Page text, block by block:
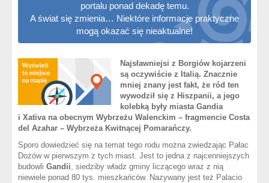
portalu ponad dekadę temu.
A świat się zmienia… Niektóre informacje praktyczne
mogą okazać się nieaktualne!
Najsławniejsi z Borgiów kojarzeni
są oczywiście z Italią. Znacznie
mniej znany jest fakt, że ród ten
wywodził się z Hiszpanii, a jego
kolebką były miasta Gandia
i Xativa na obecnym Wybrzeżu Walenckim – fragmencie Costa
del Azahar – Wybrzeża Kwitnącej Pomarańczy.
Sporo dowiedzieć się na temat tego rodu można zwiedzając Pałac
Dożów w pierwszym z tych miast. Jest to jedna z najcenniejszych
budowli Gandii, siedziby władz gminy liczącego wraz z nią
niewiele ponad 80 tys. mieszkańców. Nazywany jest też Palacio